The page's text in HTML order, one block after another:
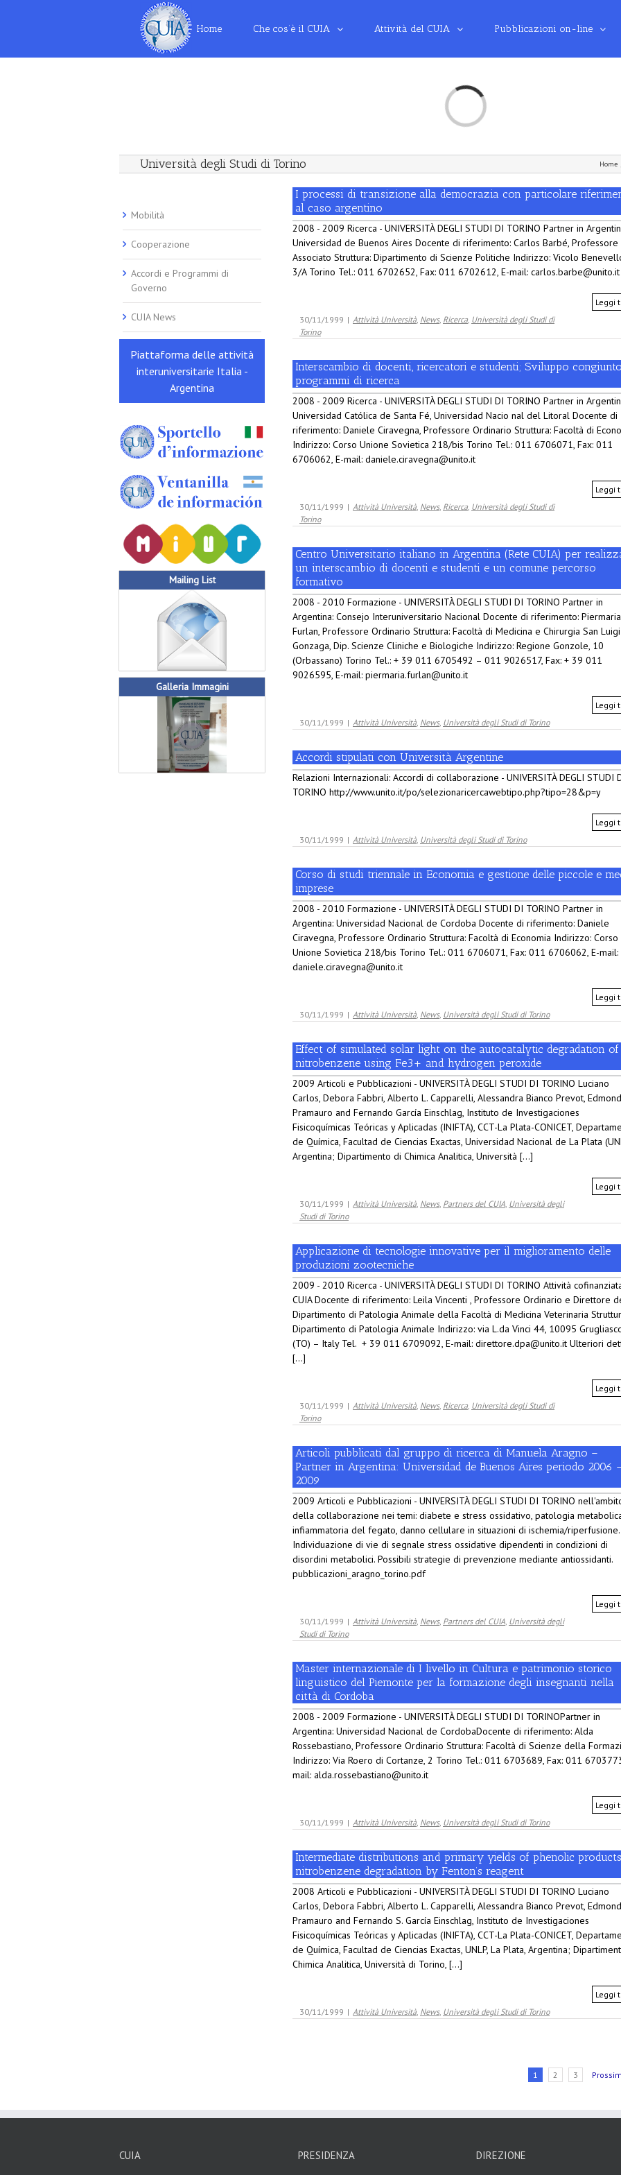
Home Che cos’è il CUIA Attività del CUIA Pubblicazioni on-line
Loading...
Università degli Studi di Torino Home
I processi di transizione alla democrazia con particolare
al caso argentino
2008 - 2009 Ricerca - UNIVERSITÀ DEGLI STUDI DI TORINO Partner in
Universidad de Buenos Aires Docente di riferimento: Carlos Barbé, Professore
Associato Struttura: Dipartimento di Scienze Politiche Indirizzo: Vicolo
3/A Torino Tel.: 011 6702652, Fax: 011 6702612, E-mail: carlos.barbe@unito.it
Leggi
30/11/1999 | Attività Università, News, Ricerca, Università degli Studi di
Torino
Interscambio di docenti, ricercatori e studenti; Sviluppo
programmi di ricerca
2008 - 2009 Ricerca - UNIVERSITÀ DEGLI STUDI DI TORINO Partner in
Universidad Católica de Santa Fé, Universidad Nacio nal del Litoral Docente di
riferimento: Daniele Ciravegna, Professore Ordinario Struttura: Facoltà di
Indirizzo: Corso Unione Sovietica 218/bis Torino Tel.: 011 6706071, Fax: 011
6706062, E-mail: daniele.ciravegna@unito.it
Leggi
30/11/1999 | Attività Università, News, Ricerca, Università degli Studi di
Torino
Centro Universitario italiano in Argentina (Rete CUIA) per
un interscambio di docenti e studenti e un comune percorso
formativo
2008 - 2010 Formazione - UNIVERSITÀ DEGLI STUDI DI TORINO Partner in
Argentina: Consejo Interuniversitario Nacional Docente di riferimento: Piermaria
Furlan, Professore Ordinario Struttura: Facoltà di Medicina e Chirurgia San Luigi
Gonzaga, Dip. Scienze Cliniche e Biologiche Indirizzo: Regione Gonzole, 10
(Orbassano) Torino Tel.: + 39 011 6705492 – 011 9026517, Fax: + 39 011
9026595, E-mail: piermaria.furlan@unito.it
Leggi
30/11/1999 | Attività Università, News, Università degli Studi di Torino
Accordi stipulati con Università Argentine
Relazioni Internazionali: Accordi di collaborazione - UNIVERSITÀ DEGLI STUDI
TORINO http://www.unito.it/po/selezionaricercawebtipo.php?tipo=28&p=y
Leggi
30/11/1999 | Attività Università, Università degli Studi di Torino
Corso di studi triennale in Economia e gestione delle piccole e
imprese
2008 - 2010 Formazione - UNIVERSITÀ DEGLI STUDI DI TORINO Partner in
Argentina: Universidad Nacional de Cordoba Docente di riferimento: Daniele
Ciravegna, Professore Ordinario Struttura: Facoltà di Economia Indirizzo: Corso
Unione Sovietica 218/bis Torino Tel.: 011 6706071, Fax: 011 6706062, E-mail:
daniele.ciravegna@unito.it
Leggi
30/11/1999 | Attività Università, News, Università degli Studi di Torino
Effect of simulated solar light on the autocatalytic degradation of
nitrobenzene using Fe3+ and hydrogen peroxide
2009 Articoli e Pubblicazioni - UNIVERSITÀ DEGLI STUDI DI TORINO Luciano
Carlos, Debora Fabbri, Alberto L. Capparelli, Alessandra Bianco Prevot,
Pramauro and Fernando García Einschlag, Instituto de Investigaciones
Fisicoquímicas Teóricas y Aplicadas (INIFTA), CCT-La Plata-CONICET,
de Química, Facultad de Ciencias Exactas, Universidad Nacional de La Plata
Argentina; Dipartimento di Chimica Analitica, Università [...]
Leggi
30/11/1999 | Attività Università, News, Partners del CUIA, Università degli
Studi di Torino
Applicazione di tecnologie innovative per il miglioramento delle
produzioni zootecniche
2009 - 2010 Ricerca - UNIVERSITÀ DEGLI STUDI DI TORINO Attività
CUIA Docente di riferimento: Leila Vincenti , Professore Ordinario e Direttore
Dipartimento di Patologia Animale della Facoltà di Medicina Veterinaria
Dipartimento di Patologia Animale Indirizzo: via L.da Vinci 44, 10095
(TO) – Italy Tel. + 39 011 6709092, E-mail: direttore.dpa@unito.it Ulteriori
[...]
Leggi
30/11/1999 | Attività Università, News, Ricerca, Università degli Studi di
Torino
Articoli pubblicati dal gruppo di ricerca di Manuela Aragno –
Partner in Argentina: Universidad de Buenos Aires periodo 2006
2009
2009 Articoli e Pubblicazioni - UNIVERSITÀ DEGLI STUDI DI TORINO
della collaborazione nei temi: diabete e stress ossidativo, patologia
infiammatoria del fegato, danno cellulare in situazioni di ischemia/riperfusione.
Individuazione di vie di segnale stress ossidative dipendenti in condizioni di
disordini metabolici. Possibili strategie di prevenzione mediante antiossidanti.
pubblicazioni_aragno_torino.pdf
Leggi
30/11/1999 | Attività Università, News, Partners del CUIA, Università degli
Studi di Torino
Master internazionale di I livello in Cultura e patrimonio storico
linguistico del Piemonte per la formazione degli insegnanti nella
città di Cordoba
2008 - 2009 Formazione - UNIVERSITÀ DEGLI STUDI DI TORINOPartner in
Argentina: Universidad Nacional de CordobaDocente di riferimento: Alda
Rossebastiano, Professore Ordinario Struttura: Facoltà di Scienze della
Indirizzo: Via Roero di Cortanze, 2 Torino Tel.: 011 6703689, Fax: 011
mail: alda.rossebastiano@unito.it
Leggi
30/11/1999 | Attività Università, News, Università degli Studi di Torino
Intermediate distributions and primary yields of phenolic
nitrobenzene degradation by Fenton’s reagent
2008 Articoli e Pubblicazioni - UNIVERSITÀ DEGLI STUDI DI TORINO Luciano
Carlos, Debora Fabbri, Alberto L. Capparelli, Alessandra Bianco Prevot,
Pramauro and Fernando S. García Einschlag, Instituto de Investigaciones
Fisicoquímicas Teóricas y Aplicadas (INIFTA), CCT-La Plata-CONICET,
de Química, Facultad de Ciencias Exactas, UNLP, La Plata, Argentina;
Chimica Analitica, Università di Torino, [...]
Leggi
30/11/1999 | Attività Università, News, Università degli Studi di Torino
1 2 3
Mobilità
Cooperazione
Accordi e Programmi di
Governo
CUIA News
Piattaforma delle attività
interuniversitarie Italia -
Argentina
Mailing List
Galleria Immagini
CUIA PRESIDENZA DIREZIONE